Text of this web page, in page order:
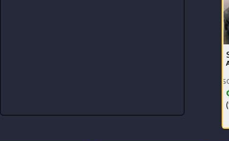
Un año y tres meses de uso excelente